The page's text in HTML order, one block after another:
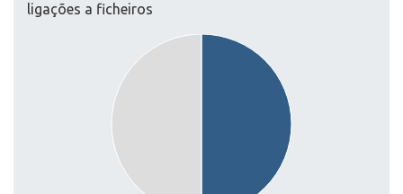
ligações a ficheiros